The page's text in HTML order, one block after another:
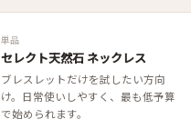
単品
セレクト天然石 ネックレス
ブレスレットだけを試したい方向
け。日常使いしやすく、最も低予算
で始められます。